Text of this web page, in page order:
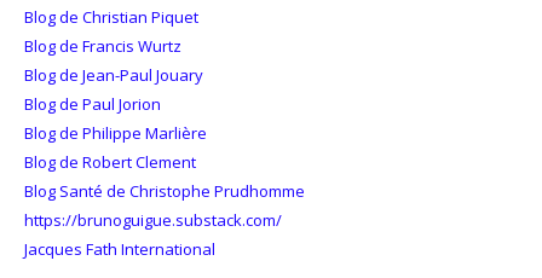
Blog de Christian Piquet
Blog de Francis Wurtz
Blog de Jean-Paul Jouary
Blog de Paul Jorion
Blog de Philippe Marlière
Blog de Robert Clement
Blog Santé de Christophe Prudhomme
https://brunoguigue.substack.com/
Jacques Fath International